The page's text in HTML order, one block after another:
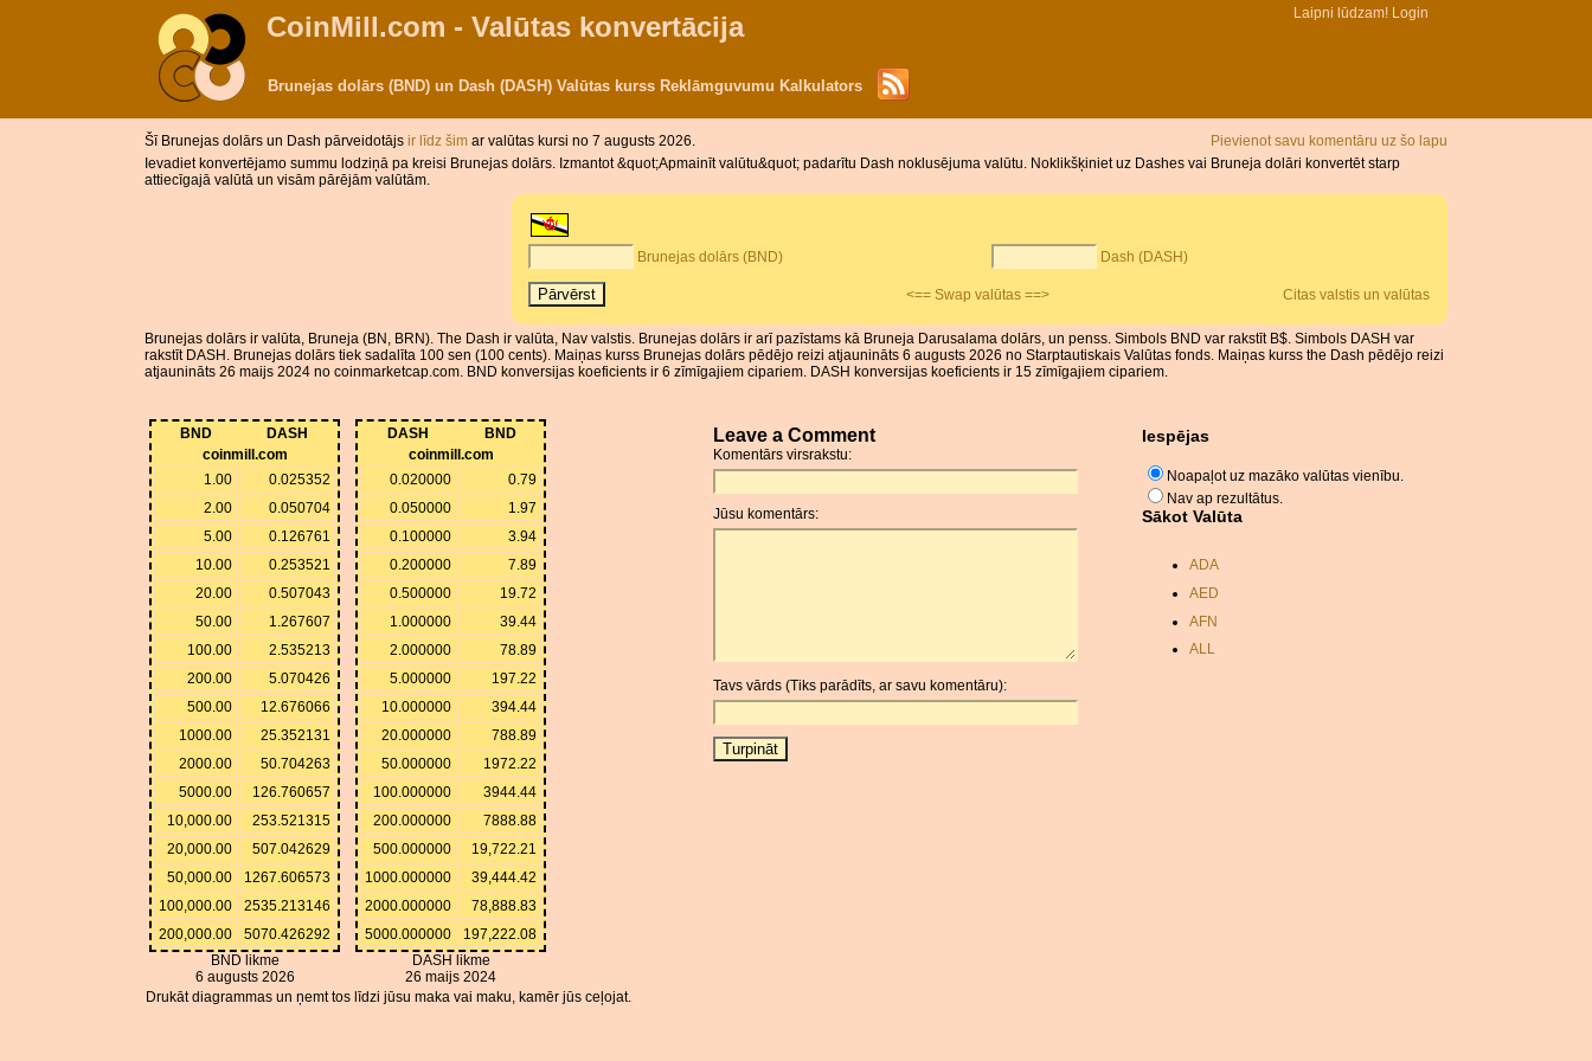
CoinMill.com - Valūtas konvertācija Laipni lūdzam! Login
Brunejas dolārs (BND) un Dash (DASH) Valūtas kurss Reklāmguvumu Kalkulators
Pievienot savu komentāru uz šo lapu
Šī Brunejas dolārs un Dash pārveidotājs ir līdz šim ar valūtas kursi no 7 augusts 2026.
Ievadiet konvertējamo summu lodziņā pa kreisi Brunejas dolārs. Izmantot &quot;Apmainīt valūtu&quot; padarītu Dash noklusējuma valūtu. Noklikšķiniet uz Dashes vai Bruneja dolāri konvertēt starp
attiecīgajā valūtā un visām pārējām valūtām.
Brunejas dolārs (BND) Dash (DASH)
<== Swap valūtas ==> Citas valstis un valūtas
Brunejas dolārs ir valūta, Bruneja (BN, BRN). The Dash ir valūta, Nav valstis. Brunejas dolārs ir arī pazīstams kā Bruneja Darusalama dolārs, un penss. Simbols BND var rakstīt B$. Simbols DASH var
rakstīt DASH. Brunejas dolārs tiek sadalīta 100 sen (100 cents). Maiņas kurss Brunejas dolārs pēdējo reizi atjaunināts 6 augusts 2026 no Starptautiskais Valūtas fonds. Maiņas kurss the Dash pēdējo reizi
atjaunināts 26 maijs 2024 no coinmarketcap.com. BND konversijas koeficients ir 6 zīmīgajiem cipariem. DASH konversijas koeficients ir 15 zīmīgajiem cipariem.
BND
DASH
coinmill.com
1.00
0.025352
2.00
0.050704
5.00
0.126761
10.00
0.253521
20.00
0.507043
50.00
1.267607
100.00
2.535213
200.00
5.070426
500.00
12.676066
1000.00
25.352131
2000.00
50.704263
5000.00
126.760657
10,000.00
253.521315
20,000.00
507.042629
50,000.00
1267.606573
100,000.00
2535.213146
200,000.00
5070.426292
BND likme
6 augusts 2026
DASH
BND
coinmill.com
0.020000
0.79
0.050000
1.97
0.100000
3.94
0.200000
7.89
0.500000
19.72
1.000000
39.44
2.000000
78.89
5.000000
197.22
10.000000
394.44
20.000000
788.89
50.000000
1972.22
100.000000
3944.44
200.000000
7888.88
500.000000
19,722.21
1000.000000
39,444.42
2000.000000
78,888.83
5000.000000
197,222.08
DASH likme
26 maijs 2024
Drukāt diagrammas un ņemt tos līdzi jūsu maka vai maku, kamēr jūs ceļojat.
Leave a Comment
Komentārs virsrakstu:
Jūsu komentārs:
Tavs vārds (Tiks parādīts, ar savu komentāru):
Iespējas
Noapaļot uz mazāko valūtas vienību.
Nav ap rezultātus.
Sākot Valūta
ADA
AED
AFN
ALL